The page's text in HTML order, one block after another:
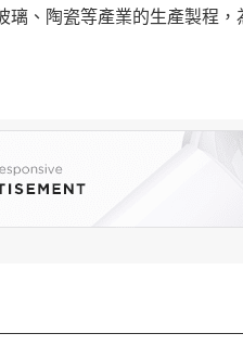
璃、陶瓷等產業的生產製程，